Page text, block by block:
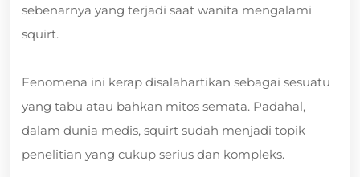
sebenarnya yang terjadi saat wanita mengalami
squirt.
Fenomena ini kerap disalahartikan sebagai sesuatu
yang tabu atau bahkan mitos semata. Padahal,
dalam dunia medis, squirt sudah menjadi topik
penelitian yang cukup serius dan kompleks.